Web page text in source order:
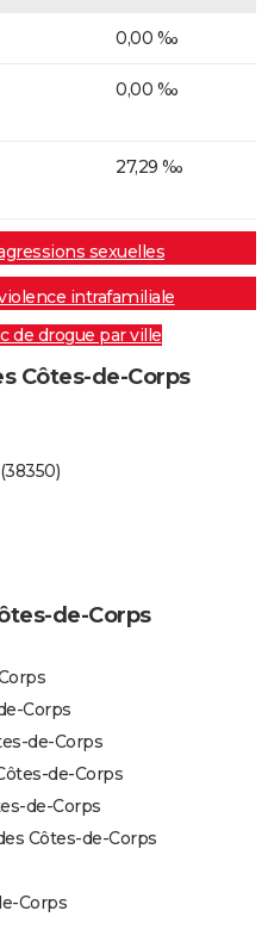
0,00 ‰
0,00 ‰
27,29 ‰
sexuelles
intrafamiliale
de drogue par ville
Côtes-de-Corps
de-Corps
Corps
de-Corps
de-Corps
de-Corps
Côtes-de-Corps
Corps